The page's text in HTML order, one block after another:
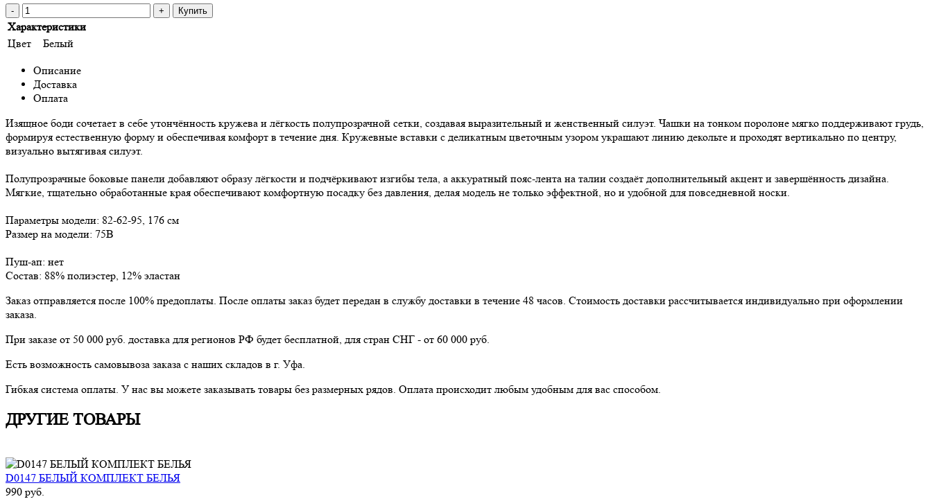
- + Купить
Характеристики
Цвет
Белый
Описание
Доставка
Оплата
Изящное боди сочетает в себе утончённость кружева и лёгкость полупрозрачной сетки, создавая выразительный и женственный силуэт. Чашки на тонком поролоне мягко поддерживают грудь,
формируя естественную форму и обеспечивая комфорт в течение дня. Кружевные вставки с деликатным цветочным узором украшают линию декольте и проходят вертикально по центру,
визуально вытягивая силуэт.
Полупрозрачные боковые панели добавляют образу лёгкости и подчёркивают изгибы тела, а аккуратный пояс-лента на талии создаёт дополнительный акцент и завершённость дизайна.
Мягкие, тщательно обработанные края обеспечивают комфортную посадку без давления, делая модель не только эффектной, но и удобной для повседневной носки.
Параметры модели: 82-62-95, 176 см
Размер на модели: 75В
Пуш-ап: нет
Состав: 88% полиэстер, 12% эластан
Заказ отправляется после 100% предоплаты. После оплаты заказ будет передан в службу доставки в течение 48 часов. Стоимость доставки рассчитывается индивидуально при оформлении
заказа.
При заказе от 50 000 руб. доставка для регионов РФ будет бесплатной, для стран СНГ - от 60 000 руб.
Есть возможность самовывоза заказа с наших складов в г. Уфа.
Гибкая система оплаты. У нас вы можете заказывать товары без размерных рядов. Оплата происходит любым удобным для вас способом.
ДРУГИЕ ТОВАРЫ
D0147 БЕЛЫЙ КОМПЛЕКТ БЕЛЬЯ
990 руб.